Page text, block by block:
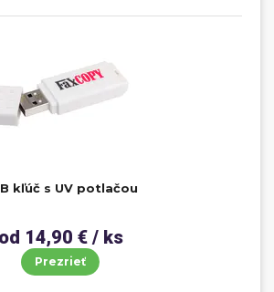
kľúč s UV potlačou
od 14,90 € / ks
Prezrieť